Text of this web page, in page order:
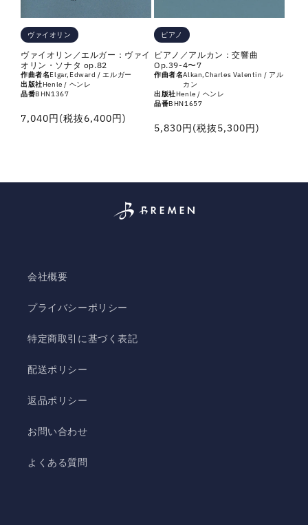
ヴァイオリン
ヴァイオリン／エルガー：ヴァイ
オリン・ソナタ op.82
作曲者名Elgar,Edward / エルガー
出版社Henle / ヘンレ
品番BHN1367
通
7,040円(税抜6,400円)
ピアノ
ピアノ／アルカン：交響曲
Op.39-4〜7
作曲者名Alkan,Charles Valentin / アル
カン
出版社Henle / ヘンレ
品番BHN1657
通
5,830円(税抜5,300円)
会社概要
プライバシーポリシー
特定商取引に基づく表記
配送ポリシー
返品ポリシー
お問い合わせ
よくある質問